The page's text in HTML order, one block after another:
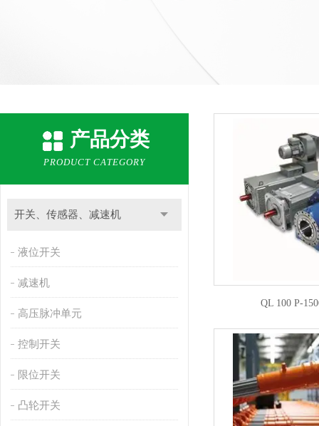
产品分类
PRODUCT CATEGORY
开关、传感器、减速机
液位开关
减速机
高压脉冲单元
控制开关
限位开关
凸轮开关
QL 100 P-